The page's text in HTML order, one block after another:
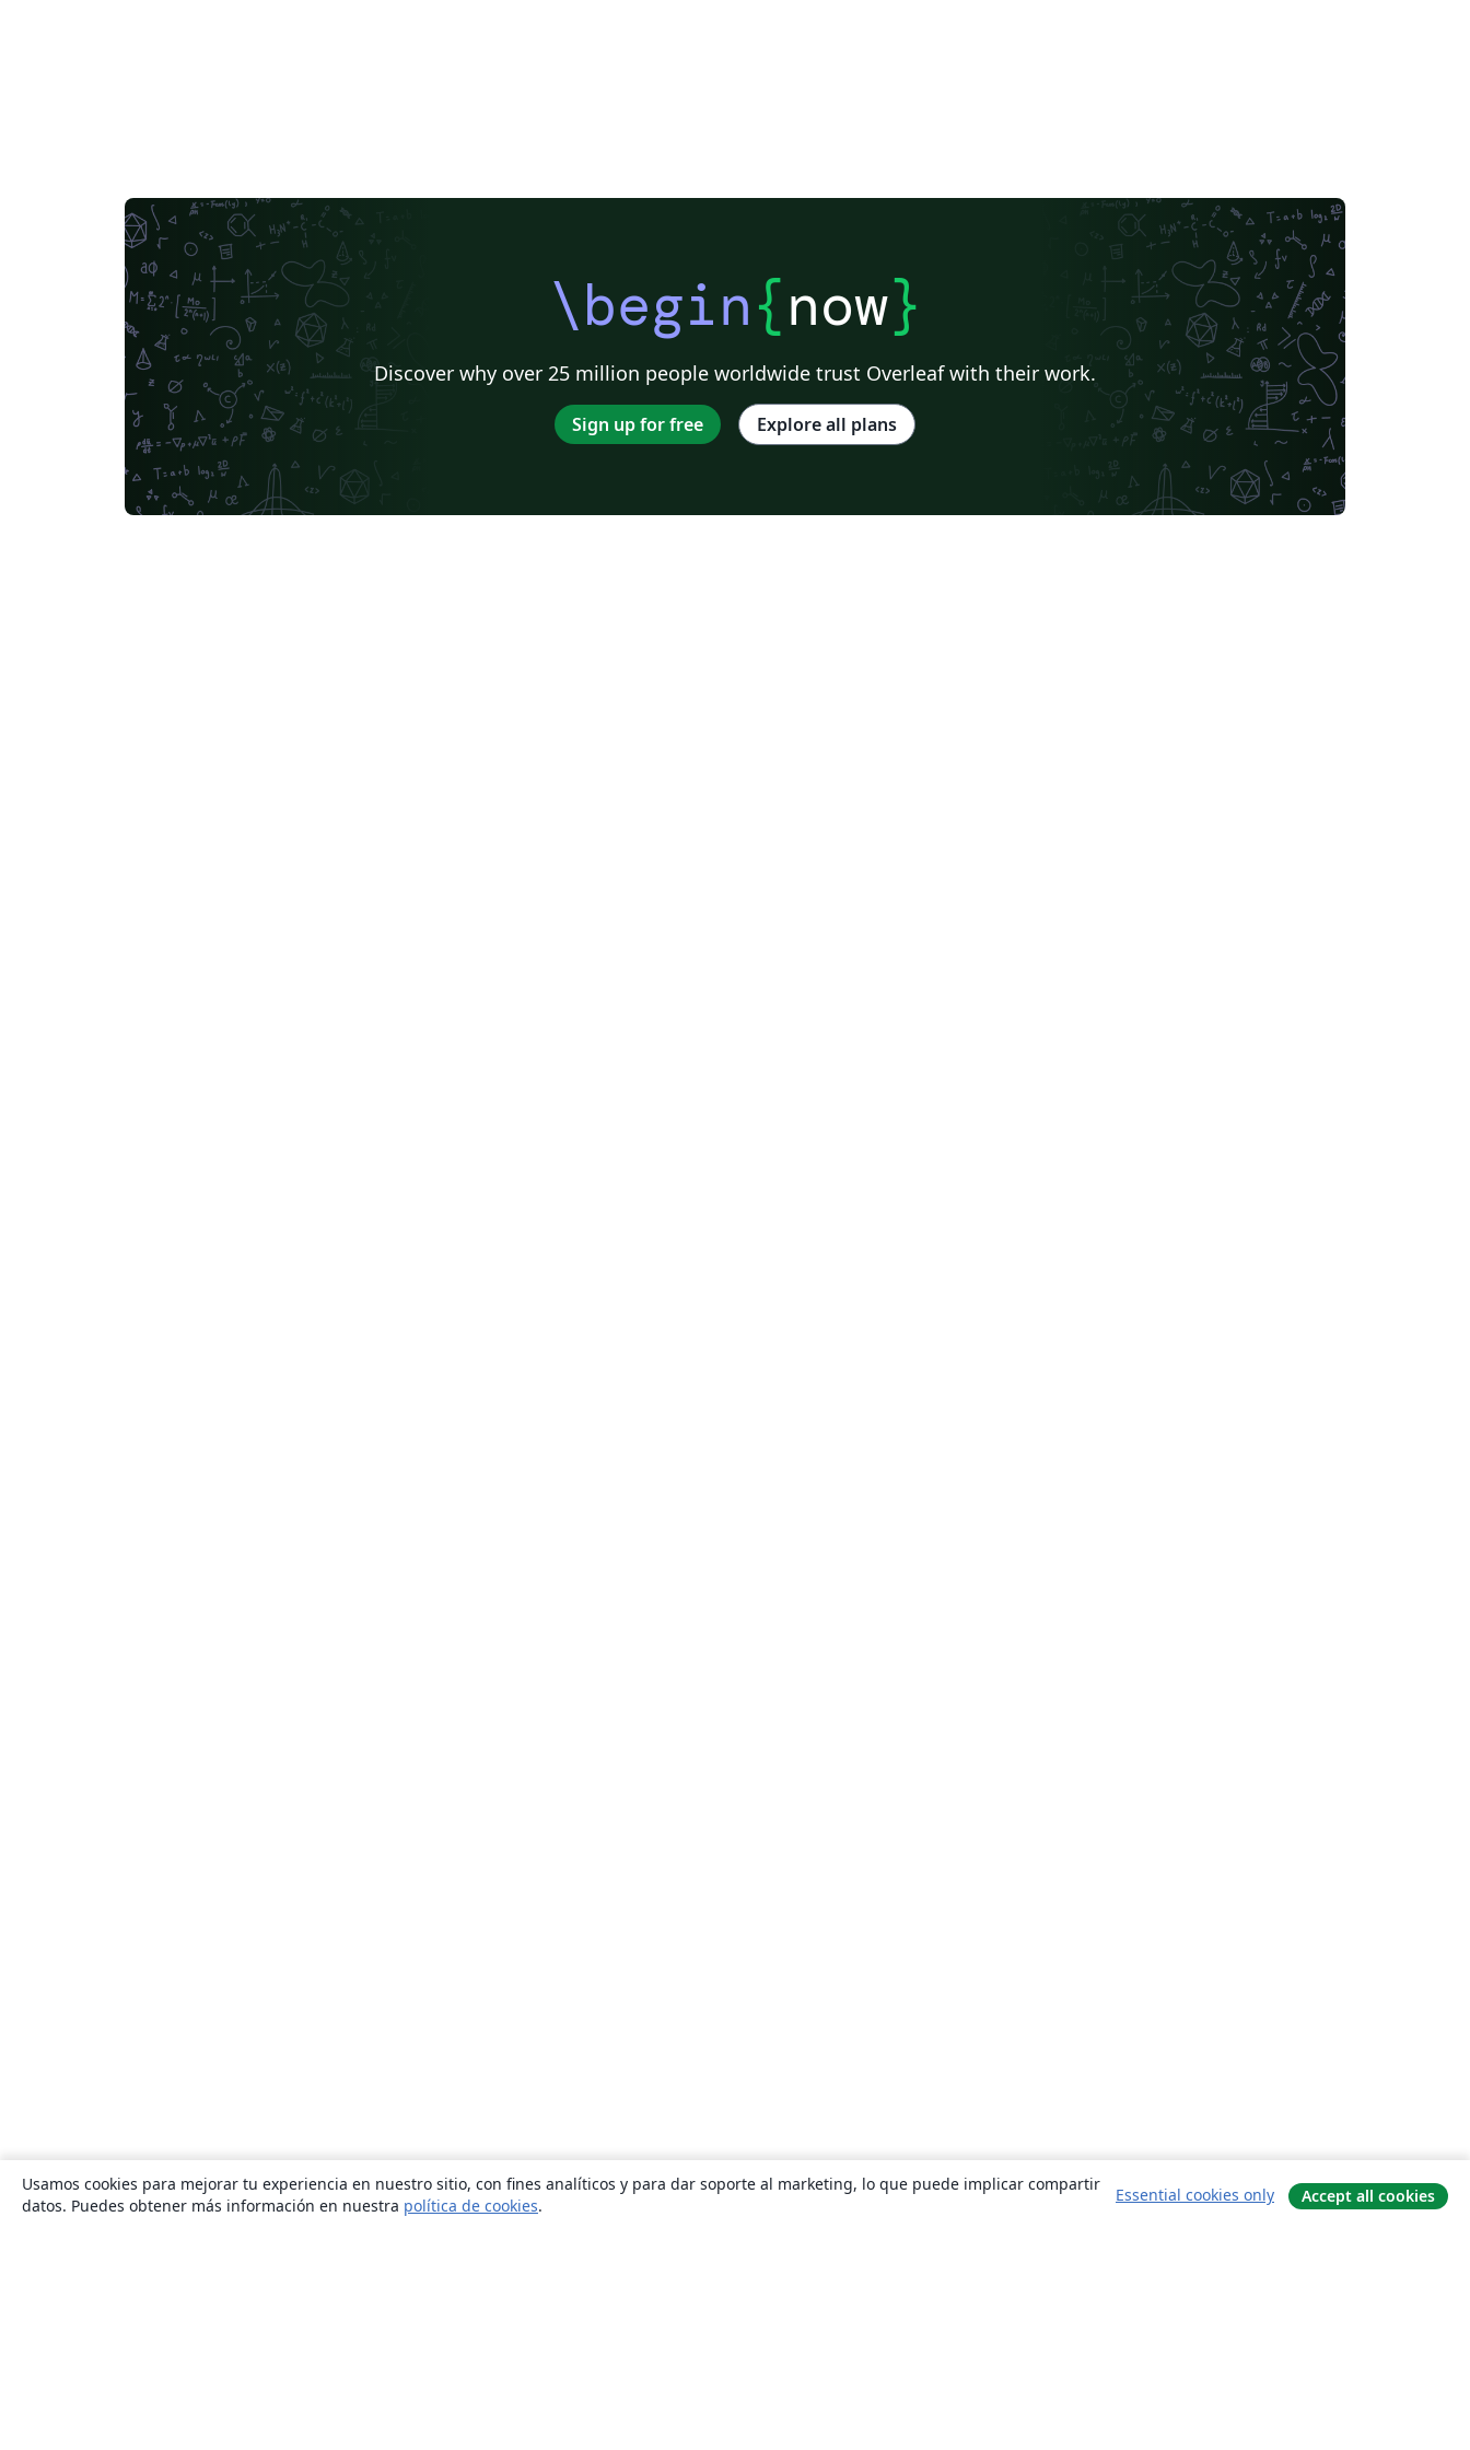
\begin{now}
Discover why over 25 million people worldwide trust Overleaf with their work.
Sign up for free Explore all plans
Usamos cookies para mejorar tu experiencia en nuestro sitio, con fines analíticos y para dar soporte al marketing, lo que puede implicar compartir
datos. Puedes obtener más información en nuestra política de cookies.
Essential cookies only Accept all cookies